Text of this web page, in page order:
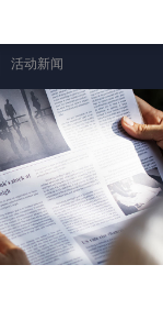
活动新闻